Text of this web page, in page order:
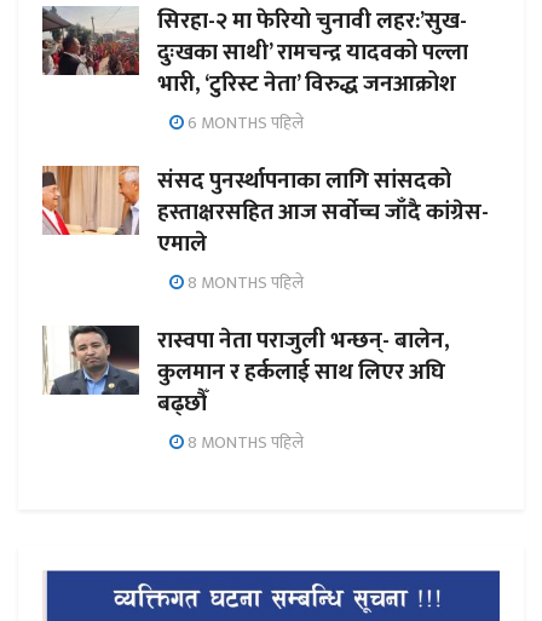
सिरहा-२ मा फेरियो चुनावी लहर:’सुख-
दुःखका साथी’ रामचन्द्र यादवको पल्ला
भारी, ‘टुरिस्ट नेता’ विरुद्ध जनआक्रोश
6 MONTHS पहिले
संसद पुनर्स्थापनाका लागि सांसदको
हस्ताक्षरसहित आज सर्वोच्च जाँदै कांग्रेस-
एमाले
8 MONTHS पहिले
रास्वपा नेता पराजुली भन्छन्- बालेन,
कुलमान र हर्कलाई साथ लिएर अघि
बढ्छौँ
8 MONTHS पहिले